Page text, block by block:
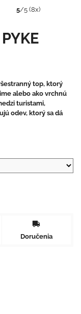
5/5 (8x)
top, ktorý
alebo ako vrchnú
turistami,
odev, ktorý sa dá
Doručenia